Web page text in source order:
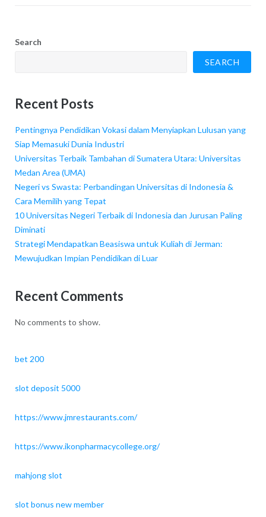
Search
SEARCH
Recent Posts
Pentingnya Pendidikan Vokasi dalam Menyiapkan Lulusan yang
Siap Memasuki Dunia Industri
Universitas Terbaik Tambahan di Sumatera Utara: Universitas
Medan Area (UMA)
Negeri vs Swasta: Perbandingan Universitas di Indonesia &
Cara Memilih yang Tepat
10 Universitas Negeri Terbaik di Indonesia dan Jurusan Paling
Diminati
Strategi Mendapatkan Beasiswa untuk Kuliah di Jerman:
Mewujudkan Impian Pendidikan di Luar
Recent Comments
No comments to show.
bet 200
slot deposit 5000
https://www.jmrestaurants.com/
https://www.ikonpharmacycollege.org/
mahjong slot
slot bonus new member